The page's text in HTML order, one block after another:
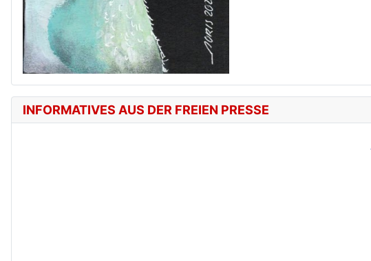
INFORMATIVES AUS DER FREIEN PRESSE